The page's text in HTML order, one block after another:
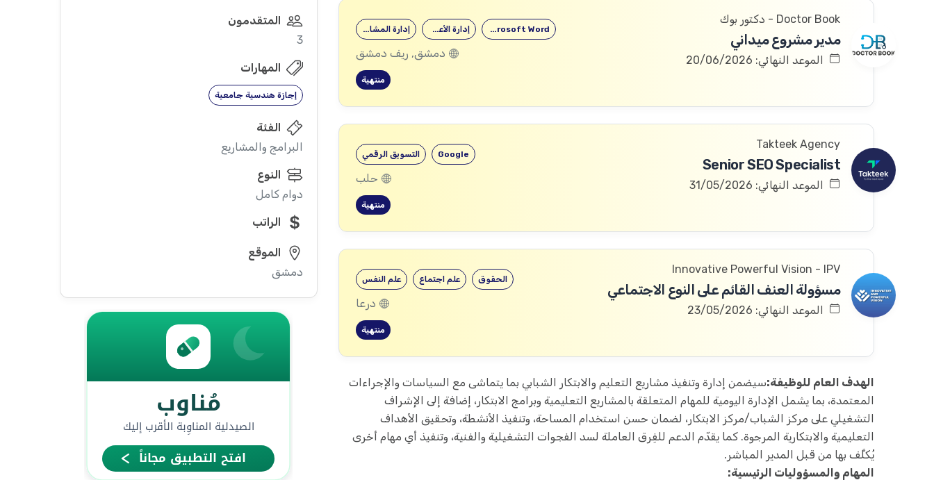
Doctor Book - دكتور بوك
مدير مشروع ميداني
الموعد النهائي: 20/06/2026
إدارة المشاريع إدارة الأعمال Microsoft Word
دمشق, ريف دمشق
منتهية
Takteek Agency
Senior SEO Specialist
الموعد النهائي: 31/05/2026
التسويق الرقمي Google
حلب
منتهية
Innovative Powerful Vision - IPV
مسؤولة العنف القائم على النوع الاجتماعي
الموعد النهائي: 23/05/2026
علم النفس علم اجتماع الحقوق
درعا
منتهية
الهدف العام للوظيفة:سيضمن إدارة وتنفيذ مشاريع التعليم والابتكار الشبابي بما يتماشى مع السياسات والإجراءات
المعتمدة، بما يشمل الإدارة اليومية للمهام المتعلقة بالمشاريع التعليمية وبرامج الابتكار، إضافة إلى الإشراف
التشغيلي على مركز الشباب/مركز الابتكار، لضمان حسن استخدام المساحة، وتنفيذ الأنشطة، وتحقيق الأهداف
التعليمية والابتكارية المرجوة. كما يقدّم الدعم للفِرق العاملة لسد الفجوات التشغيلية والفنية، وتنفيذ أي مهام أخرى
يُكلَّف بها من قبل المدير المباشر.
المهام والمسؤوليات الرئيسية:
المتقدمون
3
المهارات
إجازة هندسية جامعية
الفئة
البرامج والمشاريع
النوع
دوام كامل
الراتب
الموقع
دمشق